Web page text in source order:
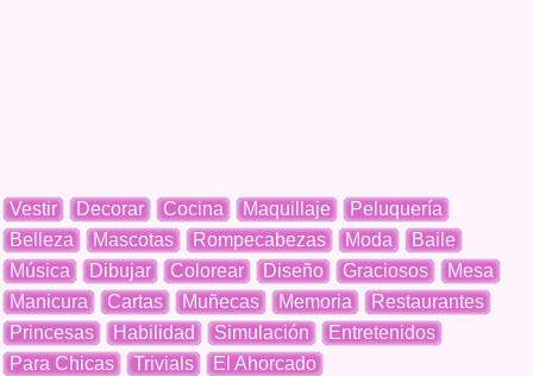
Vestir Decorar Cocina Maquillaje
Peluquería
Belleza
Mascotas Rompecabezas Moda
Baile
Música
Dibujar Colorear Diseño Graciosos
Mesa
Manicura
Cartas Muñecas Memoria
Restaurantes
Princesas
Habilidad Simulación
Entretenidos
Para Chicas
Trivials El Ahorcado